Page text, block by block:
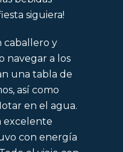
siguiera!
caballero y
navegar a los
una tabla de
así como
en el agua.
excelente
con energía